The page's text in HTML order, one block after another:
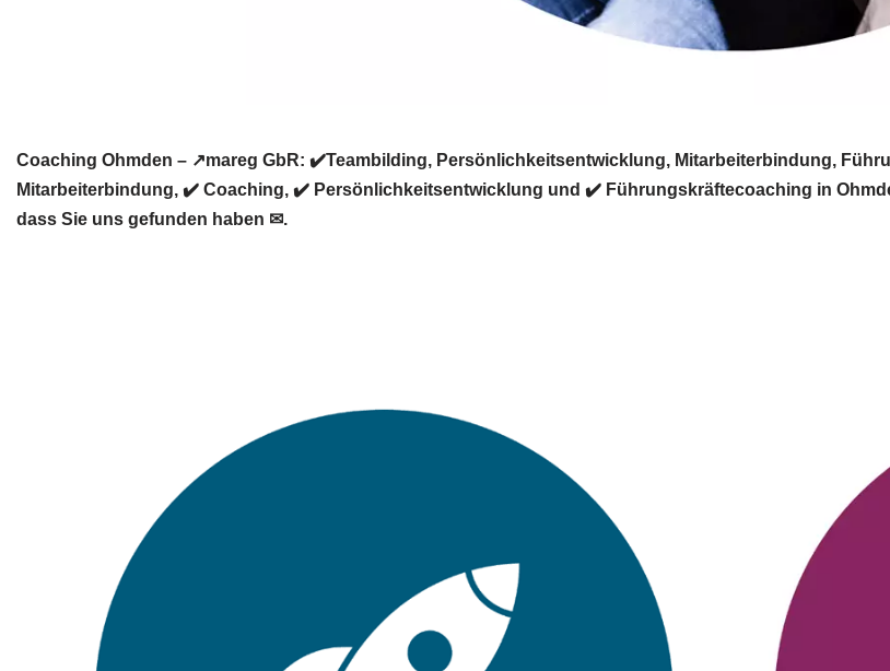
Coaching Ohmden – ↗️mareg GbR: ✔️Teambilding, Persönlichkeitsentwicklung, Mitarbeiterbindung,
Mitarbeiterbindung, ✔️ Coaching, ✔️ Persönlichkeitsentwicklung und ✔️ Führungskräftecoaching in
dass Sie uns gefunden haben ✉.